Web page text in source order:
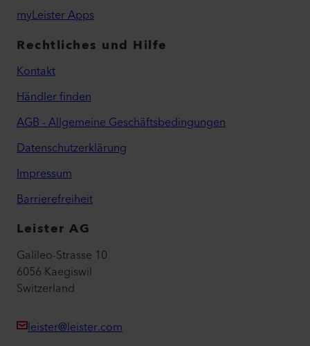
myLeister Apps
Rechtliches und Hilfe
Kontakt
Händler finden
AGB - Allgemeine Geschäftsbedingungen
Datenschutzerklärung
Impressum
Barrierefreiheit
Leister AG
Galileo-Strasse 10
6056 Kaegiswil
Switzerland
leister@leister.com